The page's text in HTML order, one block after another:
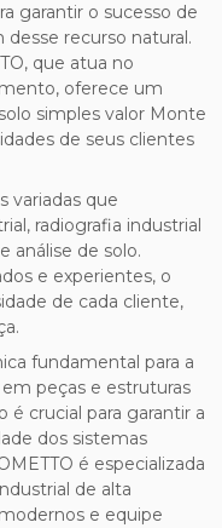
garantir o sucesso de
recurso natural.
que atua no
oferece um
simples valor Monte
de seus clientes
variadas que
radiografia industrial
análise de solo.
e experientes, o
de cada cliente,
fundamental para a
peças e estruturas
é crucial para garantir a
dos sistemas
é especializada
de alta
e equipe